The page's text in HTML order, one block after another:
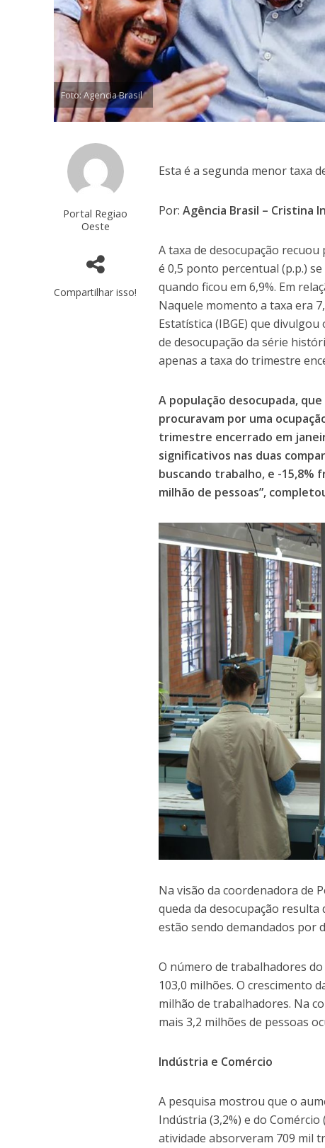
Foto: Agencia Brasil
Portal Regiao
Oeste
Compartilhar isso!
Esta é a segunda menor taxa
Por:Agência Brasil – Cristina
A taxa de desocupação
é 0,5 ponto percentual (p.p.)
quando ficou em 6,9%. Em
Naquele momento a taxa era
Estatística (IBGE) que
de desocupação da série
apenas a taxa do trimestre
A população desocupada,
procuravam por uma
trimestre encerrado em
significativos nas duas
buscando trabalho, e -15,8%
milhão de pessoas”,
Na visão da coordenadora de
queda da desocupação
estão sendo demandados por
O número de trabalhadores
103,0 milhões. O crescimento
milhão de trabalhadores. Na
mais 3,2 milhões de pessoas
Indústria e Comércio
A pesquisa mostrou que o
Indústria (3,2%) e do
atividade absorveram 709 mil